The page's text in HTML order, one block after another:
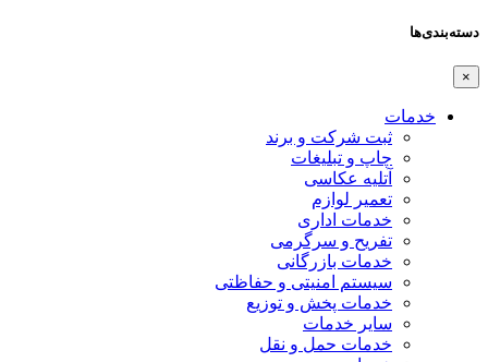
دسته‌بندی‌ها
×
خدمات
ثبت شرکت و برند
چاپ و تبلیغات
آتلیه عکاسی
تعمیر لوازم
خدمات اداری
تفریح و سرگرمی
خدمات بازرگانی
سیستم امنیتی و حفاظتی
خدمات پخش و توزیع
سایر خدمات
خدمات حمل و نقل